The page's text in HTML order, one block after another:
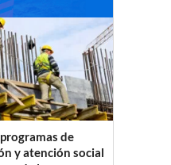
de
y atención social